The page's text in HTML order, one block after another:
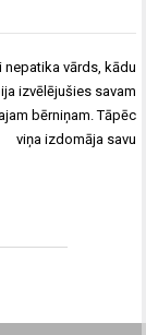
nepatika vārds, kādu
izvēlējušies savam
bērniņam. Tāpēc
viņa izdomāja savu